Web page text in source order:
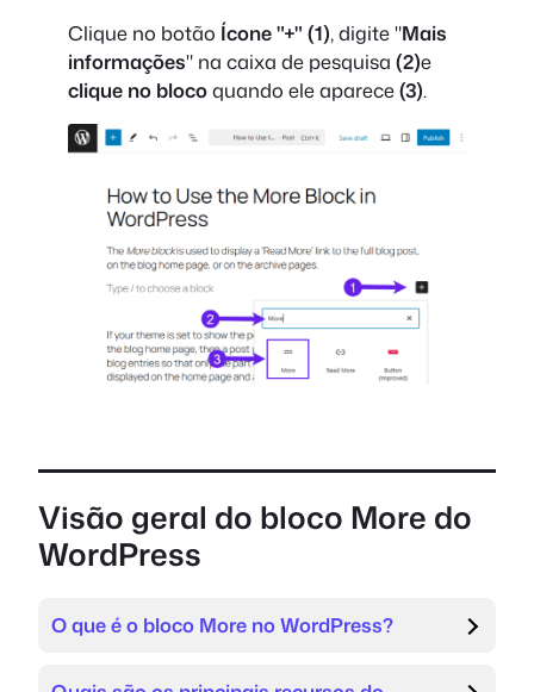
Clique no botão Ícone "+" (1), digite "Mais
informações" na caixa de pesquisa (2)e
clique no blocoquando ele aparece(3).
Visão geral do bloco More do
WordPress
O que é o bloco More no WordPress?